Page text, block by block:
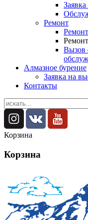
Ремонт
Вызов
Алмазное бурение
Заявка на
Контакты
Корзина
Корзина